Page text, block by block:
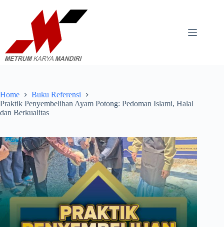
Home
Buku Referensi
Praktik Penyembelihan Ayam Potong: Pedoman Islami, Halal
dan Berkualitas